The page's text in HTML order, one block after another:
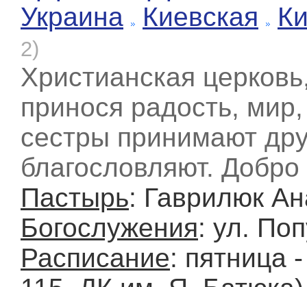
Украина
Киевская
2)
Христианская
принося радость,
сестры принимают
благословляют.
Пастырь: Гаврилюк
Богослужения: ул.
Расписание: пятница